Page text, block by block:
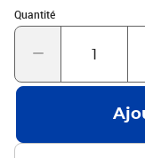
Quantité
Quantité : 1